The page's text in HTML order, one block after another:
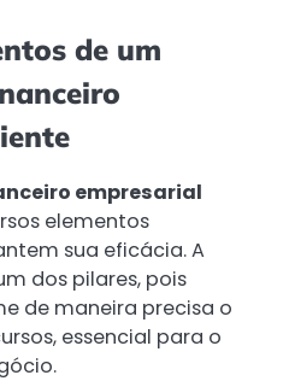
de um
empresarial
elementos
sua eficácia. A
dos pilares, pois
de maneira precisa o
essencial para o